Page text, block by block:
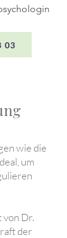
03
wie die
um
von Dr.
der